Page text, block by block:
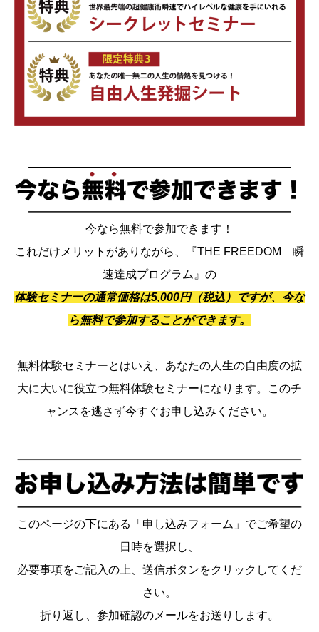
今なら無料で参加できます！
これだけメリットがありながら、『THE FREEDOM 瞬
速達成プログラム』の
体験セミナーの通常価格は5,000円（税込）ですが、今な
ら無料で参加することができます。
無料体験セミナーとはいえ、あなたの人生の自由度の拡
大に大いに役立つ無料体験セミナーになります。このチ
ャンスを逃さず今すぐお申し込みください。
このページの下にある「申し込みフォーム」でご希望の
日時を選択し、
必要事項をご記入の上、送信ボタンをクリックしてくだ
さい。
折り返し、参加確認のメールをお送りします。